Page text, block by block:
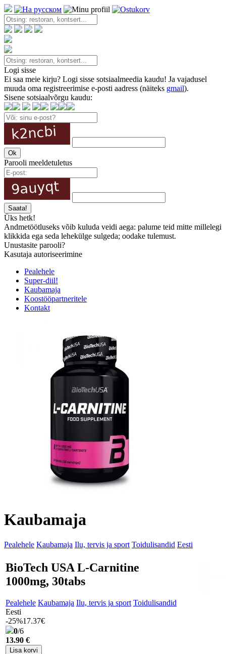
Logi sisse
Ei saa meie kirju? Logi sisse sotsiaalmeedia kaudu! Ja vajadusel
muuda oma registreerimise e-posti aadress (näiteks gmail).
Sisene sotsiaalvõrgu kaudu:
Parooli meeldetuletus
Üks hetk!
Andmetöötluseks võib kuluda veidi aega: palume teid mitte millelegi
klikkida ega seda lehekülge sulgeda; oodake tulemust.
Unustasite parooli?
Kasutaja autoriseerimine
Pealehele
Super-diil!
Kaubamaja
Koostööpartneritele
Kontakt
Kaubamaja
Pealehele Kaubamaja Ilu, tervis ja sport Toidulisandid Eesti
BioTech USA L-Carnitine
1000mg, 30tabs
Pealehele Kaubamaja Ilu, tervis ja sport Toidulisandid
Eesti
-25%17.37€
0/6
13.90 €